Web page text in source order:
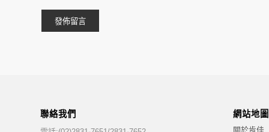
聯絡我們 網站地圖
關於肯佳